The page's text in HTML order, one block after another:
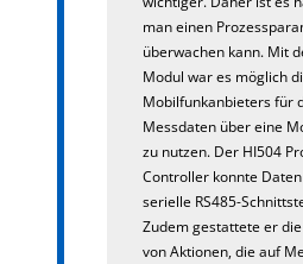
man einen
überwachen kann. Mit
Modul war es möglich
Mobilfunkanbieters für
Messdaten über eine
zu nutzen. Der HI504
Controller konnte
serielle RS485-
Zudem gestattete er
von Aktionen, die auf